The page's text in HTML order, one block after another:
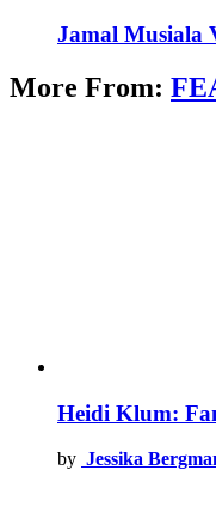
Jamal Musiala
More From:
Heidi Klum:
by Jessika